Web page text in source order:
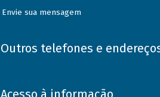
Envie sua mensagem
Outros telefones e
Acesso à informação